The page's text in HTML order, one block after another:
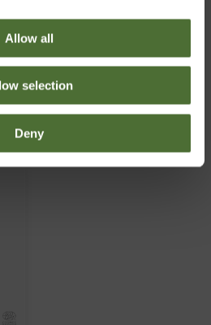
Allow all
selection
Deny
1 468,00/stk
Køb